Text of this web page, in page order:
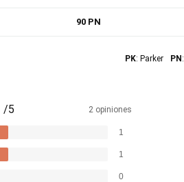
90 PN
PK: Parker PN
/5 2 opiniones
1
1
0